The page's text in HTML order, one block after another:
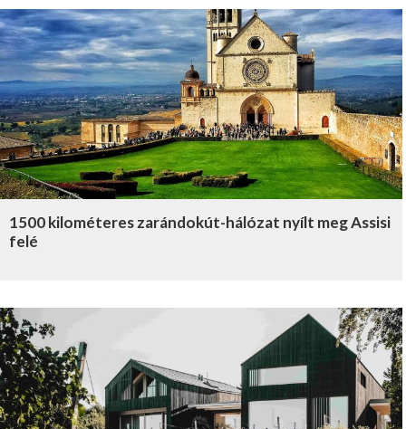
1500 kilométeres zarándokút-hálózat nyílt meg Assisi
felé